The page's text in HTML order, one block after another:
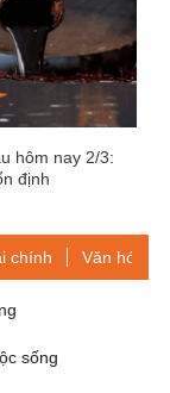
hôm nay 2/3:
định
chính Văn hóa-
sống